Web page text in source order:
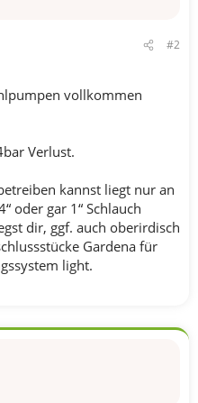
#2
vollkommen
Verlust.
kannst liegt nur an
oder gar 1“ Schlauch
dir, ggf. auch oberirdisch
Gardena für
light.